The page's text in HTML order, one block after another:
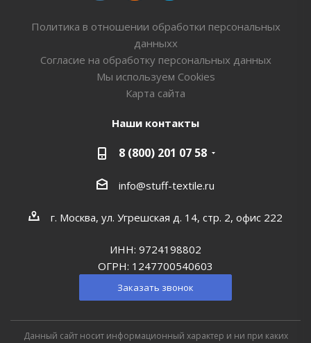
Политика в отношении обработки персональных
данныхх
Согласие на обработку персональных данных
Мы используем Cookies
Карта сайта
Наши контакты
8 (800) 201 07 58
info@stuff-textile.ru
г. Москва, ул. Угрешская д. 14, стр. 2, офис 222
ИНН: 9724198802
ОГРН: 1247700540603
Заказать звонок
Данный сайт носит информационный характер и ни при каких